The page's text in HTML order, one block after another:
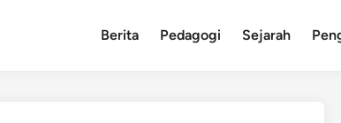
Berita Pedagogi Sejarah